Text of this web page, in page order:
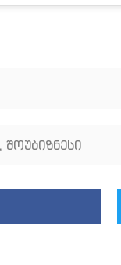
, შოუბიზნესი